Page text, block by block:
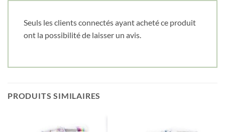
Seuls les clients connectés ayant acheté ce produit
ont la possibilité de laisser un avis.
PRODUITS SIMILAIRES